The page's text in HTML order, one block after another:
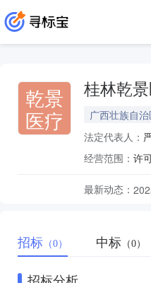
乾景
医疗
桂林乾
广西壮族自
法定代表人：
经营范围：
最新动态：
招标 （0） 中标 （0）